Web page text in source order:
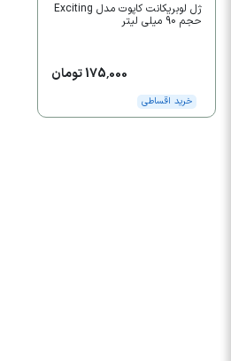
ژل لوبریکانت کاپوت مدل Exciting
حجم 90 میلی لیتر
175,000 تومان
خرید اقساطی